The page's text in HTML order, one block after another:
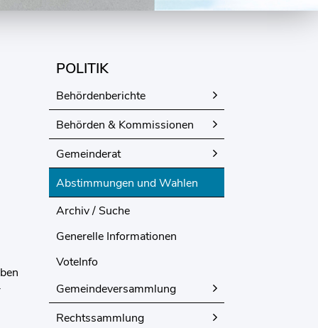
POLITIK
Behördenberichte
Behörden & Kommissionen
Gemeinderat
Abstimmungen und Wahlen
Archiv / Suche
Generelle Informationen
VoteInfo
Gemeindeversammlung
Rechtssammlung